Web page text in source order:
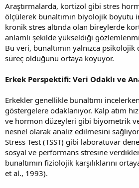
Araştırmalarda, kortizol gibi stres
ölçülerek bunaltımın biyolojik boyutu
kronik stres altında olan bireylerde
anlamlı şekilde yükseldiği
Bu veri, bunaltımın yalnızca
süreç olduğunu ortaya koyuyor.
Erkek Perspektifi: Veri Odaklı ve
Erkekler genellikle bunaltımı
göstergelere odaklanıyor. Kalp atım
ve hormon düzeyleri gibi biyometrik
nesnel olarak analiz edilmesini
Stress Test (TSST) gibi laboratuvar
sosyal ve performans stresine
bunaltımın fiziolojik karşılıklarını
et al., 1993).